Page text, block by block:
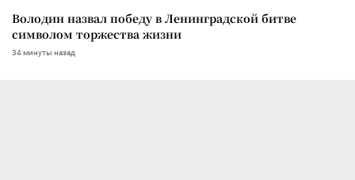
Володин назвал победу в Ленинградской битве
символом торжества жизни
34 минуты назад